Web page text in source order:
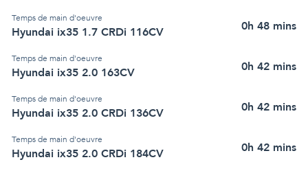
Temps de main d'oeuvre
Hyundai ix35 1.7 CRDi 116CV 0h 48 mins
Temps de main d'oeuvre
Hyundai ix35 2.0 163CV 0h 42 mins
Temps de main d'oeuvre
Hyundai ix35 2.0 CRDi 136CV 0h 42 mins
Temps de main d'oeuvre
Hyundai ix35 2.0 CRDi 184CV 0h 42 mins